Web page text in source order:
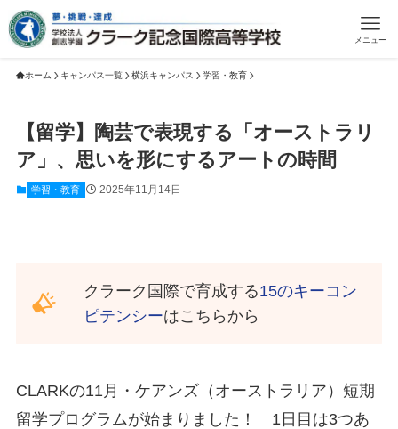
メニュー
ホーム キャンパス一覧 横浜キャンパス 学習・教育
【留学】陶芸で表現する「オーストラリ
ア」、思いを形にするアートの時間
学習・教育 2025年11月14日
クラーク国際で育成する15のキーコン
ピテンシーはこちらから
CLARKの11月・ケアンズ（オーストラリア）短期
留学プログラムが始まりました！ 1日目は3つあ